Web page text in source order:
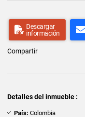
Descargar
información
Compartir
Detalles del inmueble :
País: Colombia